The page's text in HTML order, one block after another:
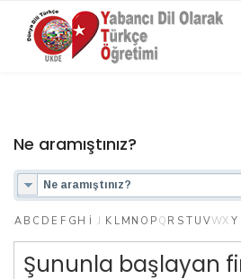
Ne aramıştınız?
A B C D E F G H I J K L M N O P Q R S T U VWX Y
Şununla başlayan